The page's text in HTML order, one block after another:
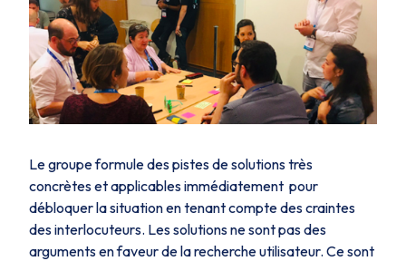
Le groupe formule des pistes de solutions très
concrètes et applicables immédiatement pour
débloquer la situation en tenant compte des craintes
des interlocuteurs. Les solutions ne sont pas des
arguments en faveur de la recherche utilisateur. Ce sont